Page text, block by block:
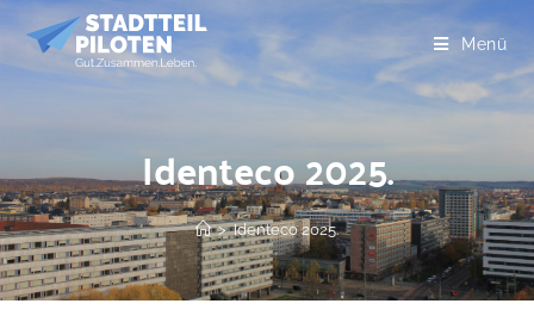
Menü
Identeco 2025.
> Identeco 2025.